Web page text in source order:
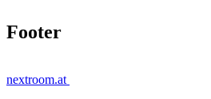
Footer
nextroom.at